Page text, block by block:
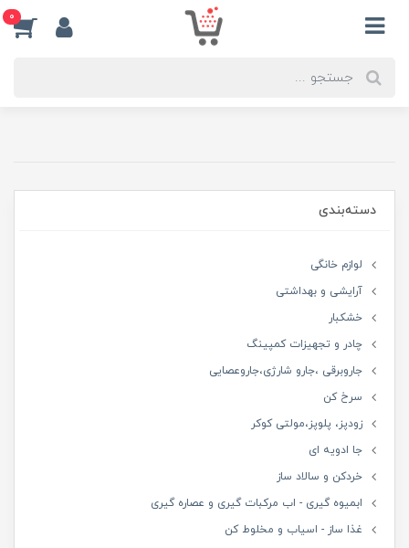
0
دسته‌بندی
لوازم خانگی
آرایشی و بهداشتی
خشکبار
چادر و تجهیزات کمپینگ
جاروبرقی ،جارو شارژی،جاروعصایی
سرخ کن
زودپز، پلوپز،مولتی کوکر
جا ادویه ای
خردکن و سالاد ساز
ابمیوه گیری - اب مرکبات گیری و عصاره گیری
غذا ساز - اسیاب و مخلوط کن